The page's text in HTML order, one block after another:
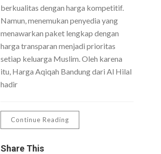
berkualitas dengan harga kompetitif.
Namun, menemukan penyedia yang
menawarkan paket lengkap dengan
harga transparan menjadi prioritas
setiap keluarga Muslim. Oleh karena
itu, Harga Aqiqah Bandung dari Al Hilal
hadir
Continue Reading
Share This